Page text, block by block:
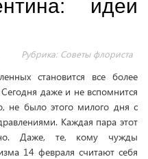
идеи
Рубрика: Советы флориста
становится все более
даже и не вспомнится
не было этого милого дня с
Каждая пара этот
Даже, те, кому чужды
14 февраля считают себя